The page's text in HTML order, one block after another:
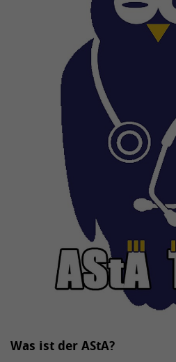
Was ist der AStA?